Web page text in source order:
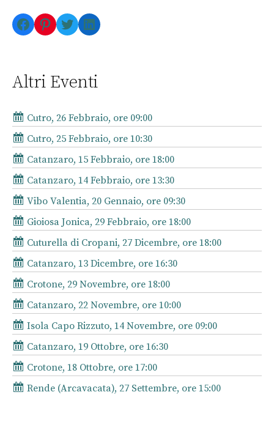
Facebook
Pinterest
TwitterLinkedIn
Altri Eventi
Cutro, 26 Febbraio, ore 09:00
Cutro, 25 Febbraio, ore 10:30
Catanzaro, 15 Febbraio, ore 18:00
Catanzaro, 14 Febbraio, ore 13:30
Vibo Valentia, 20 Gennaio, ore 09:30
Gioiosa Jonica, 29 Febbraio, ore 18:00
Cuturella di Cropani, 27 Dicembre, ore 18:00
Catanzaro, 13 Dicembre, ore 16:30
Crotone, 29 Novembre, ore 18:00
Catanzaro, 22 Novembre, ore 10:00
Isola Capo Rizzuto, 14 Novembre, ore 09:00
Catanzaro, 19 Ottobre, ore 16:30
Crotone, 18 Ottobre, ore 17:00
Rende (Arcavacata), 27 Settembre, ore 15:00